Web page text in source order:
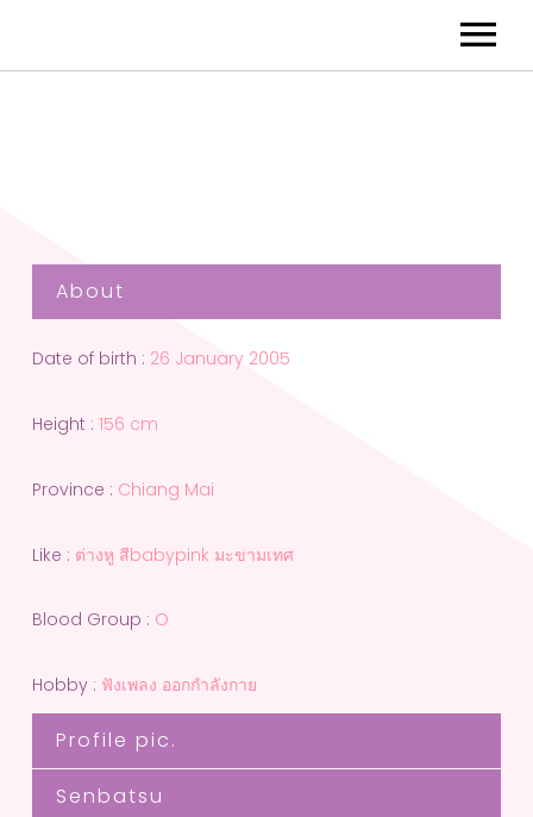
About
Date of birth : 26 January 2005
Height : 156 cm
Province : Chiang Mai
Like : ต่างหู สีbabypink มะขามเทศ
Blood Group : O
Hobby : ฟังเพลง ออกกำลังกาย
Profile pic.
Senbatsu